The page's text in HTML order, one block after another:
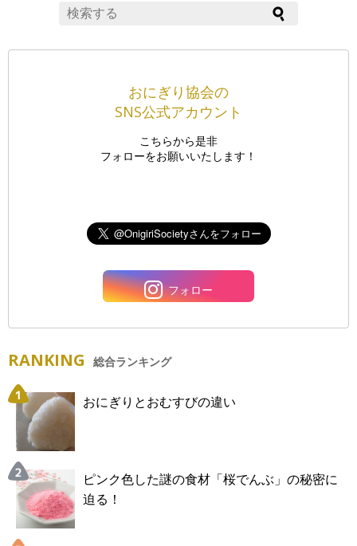
おにぎり協会の
SNS公式アカウント
こちらから是非
フォローをお願いいたします！
フォロー
RANKING 総合ランキング
おにぎりとおむすびの違い
ピンク色した謎の食材「桜でんぶ」の秘密に
迫る！